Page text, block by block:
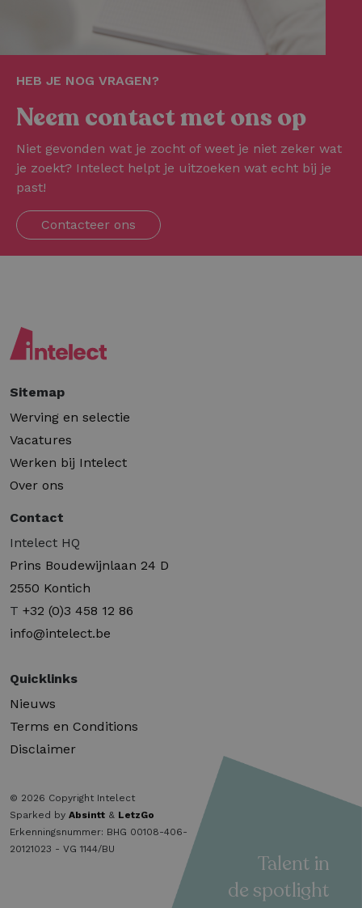
HEB JE NOG VRAGEN?
Neem contact met ons op
Niet gevonden wat je zocht of weet je niet zeker wat
je zoekt? Intelect helpt je uitzoeken wat echt bij je
past!
Contacteer ons
Sitemap
Werving en selectie
Vacatures
Werken bij Intelect
Over ons
Contact
Intelect HQ
Prins Boudewijnlaan 24 D
2550 Kontich
T +32 (0)3 458 12 86
info@intelect.be
Quicklinks
Nieuws
Terms en Conditions
Disclaimer
© 2026 Copyright Intelect
Sparked by Absintt & LetzGo
Erkenningsnummer: BHG 00108-406-
20121023 - VG 1144/BU
Talent in
de spotlight